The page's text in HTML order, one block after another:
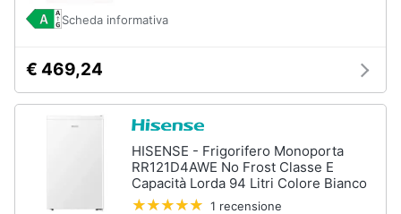
Scheda informativa
€ 469,24
HISENSE - Frigorifero Monoporta
RR121D4AWE No Frost Classe E
Capacità Lorda 94 Litri Colore Bianco
1 recensione